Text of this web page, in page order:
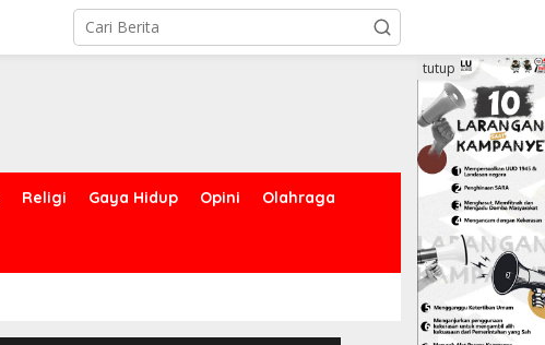
Religi Gaya Hidup Opini Olahraga
tutup